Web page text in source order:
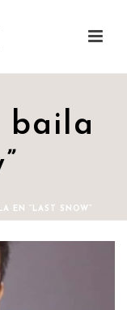
baila
EN “LAST SNOW”